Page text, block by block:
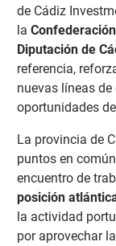
de Cádiz
la
Diputación de
referencia,
nuevas líneas
oportunidades
La provincia de
puntos en
encuentro de
posición
la actividad
por aprovechar